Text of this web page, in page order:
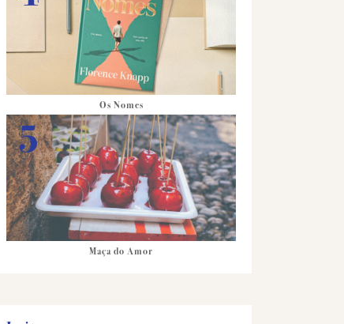
Os Nomes
Maça do Amor